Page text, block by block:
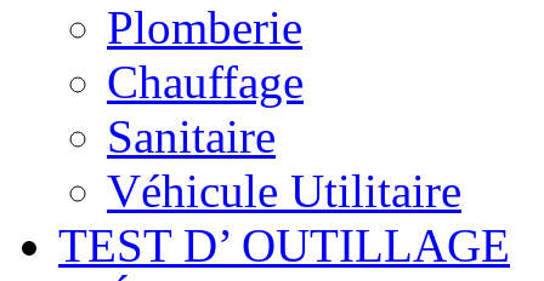
Plomberie
Chauffage
Sanitaire
Véhicule Utilitaire
TEST D’ OUTILLAGE